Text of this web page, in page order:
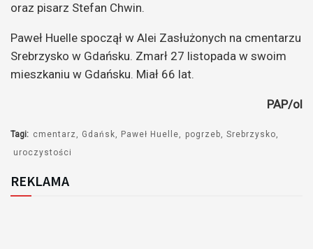
oraz pisarz Stefan Chwin.
Paweł Huelle spoczął w Alei Zasłużonych na cmentarzu
Srebrzysko w Gdańsku. Zmarł 27 listopada w swoim
mieszkaniu w Gdańsku. Miał 66 lat.
PAP/ol
Tagi: cmentarz Gdańsk Paweł Huelle pogrzeb
Srebrzysko
uroczystości
REKLAMA